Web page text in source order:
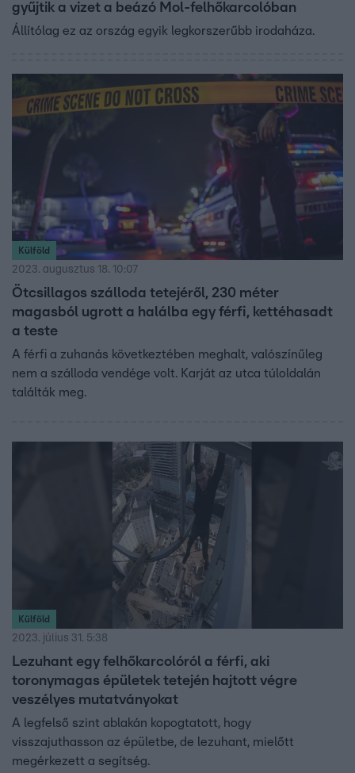
gyűjtik a vizet a beázó Mol-felhőkarcolóban
Állítólag ez az ország egyik legkorszerűbb irodaháza.
Külföld
2023. augusztus 18. 10:07
Ötcsillagos szálloda tetejéről, 230 méter
magasból ugrott a halálba egy férfi, kettéhasadt
a teste
A férfi a zuhanás következtében meghalt, valószínűleg
nem a szálloda vendége volt. Karját az utca túloldalán
találták meg.
Külföld
2023. július 31. 5:38
Lezuhant egy felhőkarcolóról a férfi, aki
toronymagas épületek tetején hajtott végre
veszélyes mutatványokat
A legfelső szint ablakán kopogtatott, hogy
visszajuthasson az épületbe, de lezuhant, mielőtt
megérkezett a segítség.